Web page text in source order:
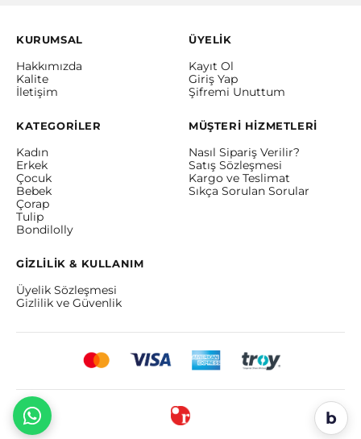
KURUMSAL
Hakkımızda
Kalite
İletişim
ÜYELİK
Kayıt Ol
Giriş Yap
Şifremi Unuttum
KATEGORİLER
Kadın
Erkek
Çocuk
Bebek
Çorap
Tulip
Bondilolly
MÜŞTERİ HİZMETLERİ
Nasıl Sipariş Verilir?
Satış Sözleşmesi
Kargo ve Teslimat
Sıkça Sorulan Sorular
GİZLİLİK & KULLANIM
Üyelik Sözleşmesi
Gizlilik ve Güvenlik
b